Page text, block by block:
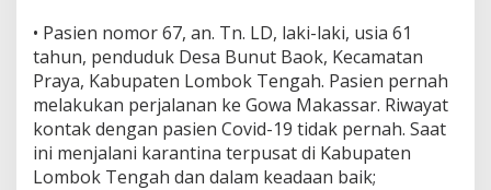
• Pasien nomor 67, an. Tn. LD, laki-laki, usia 61
tahun, penduduk Desa Bunut Baok, Kecamatan
Praya, Kabupaten Lombok Tengah. Pasien pernah
melakukan perjalanan ke Gowa Makassar. Riwayat
kontak dengan pasien Covid-19 tidak pernah. Saat
ini menjalani karantina terpusat di Kabupaten
Lombok Tengah dan dalam keadaan baik;